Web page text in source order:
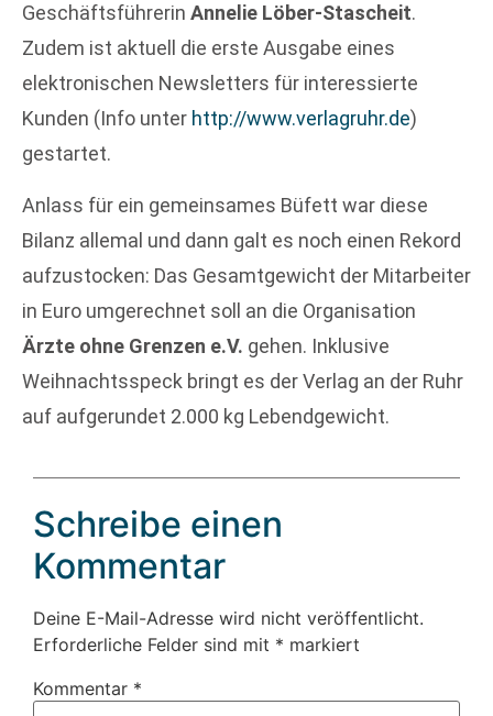
Geschäftsführerin Annelie Löber-Stascheit.
Zudem ist aktuell die erste Ausgabe eines
elektronischen Newsletters für interessierte
Kunden (Info unter http://www.verlagruhr.de)
gestartet.
Anlass für ein gemeinsames Büfett war diese
Bilanz allemal und dann galt es noch einen Rekord
aufzustocken: Das Gesamtgewicht der Mitarbeiter
in Euro umgerechnet soll an die Organisation
Ärzte ohne Grenzen e.V. gehen. Inklusive
Weihnachtsspeck bringt es der Verlag an der Ruhr
auf aufgerundet 2.000 kg Lebendgewicht.
Schreibe einen
Kommentar
Deine E-Mail-Adresse wird nicht veröffentlicht.
Erforderliche Felder sind mit * markiert
Kommentar *